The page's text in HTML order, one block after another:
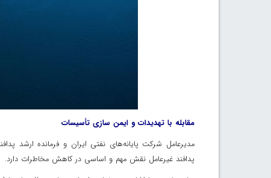
مقابله با تهدیدات و ایمن سازی تأسیسات
مدیرعامل شرکت پایانه‌های نفتی ایران و فرمانده ارشد
پدافند غیرعامل نقش مهم و اساسی در کاهش مخاطرات دارد.